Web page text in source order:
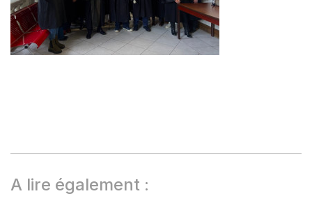
A lire également :